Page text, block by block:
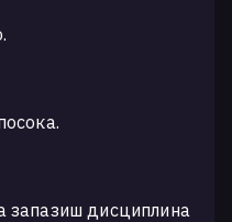
запазиш дисциплина